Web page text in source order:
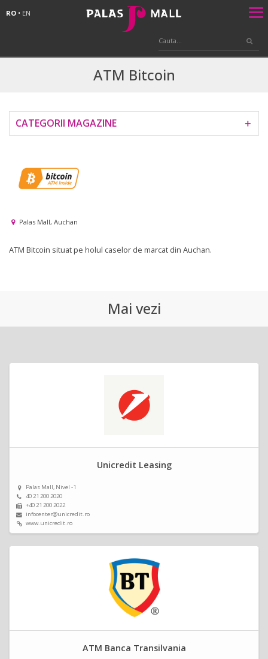
RO • EN
ATM Bitcoin
CATEGORII MAGAZINE ＋
Palas Mall, Auchan
ATM Bitcoin situat pe holul caselor de marcat din Auchan.
Mai vezi
Unicredit Leasing
Palas Mall, Nivel -1
40 21 200 2020
+40 21 200 2022
infocenter@unicredit.ro
www.unicredit.ro
ATM Banca Transilvania